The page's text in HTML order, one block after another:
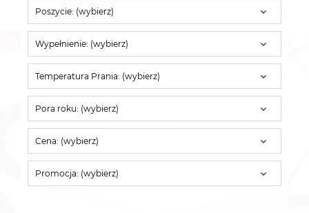
Poszycie: (wybierz)
Wypełnienie: (wybierz)
Temperatura Prania: (wybierz)
Pora roku: (wybierz)
Cena: (wybierz)
Promocja: (wybierz)